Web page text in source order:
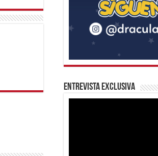
Entrevista Exclusiva